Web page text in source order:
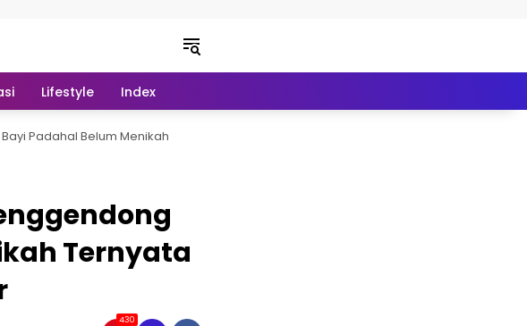
Lifestyle Index
Padahal Belum Menikah
Ternyata
430